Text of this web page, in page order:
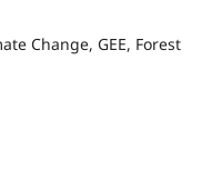
Change, GEE, Forest